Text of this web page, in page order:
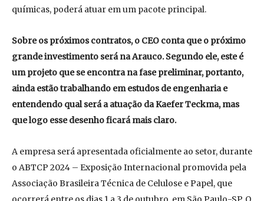
químicas, poderá atuar em um pacote principal.
Sobre os próximos contratos, o CEO conta que o próximo
grande investimento será na Arauco. Segundo ele, este é
um projeto que se encontra na fase preliminar, portanto,
ainda estão trabalhando em estudos de engenharia e
entendendo qual será a atuação da Kaefer Teckma, mas
que logo esse desenho ficará mais claro.
A empresa será apresentada oficialmente ao setor, durante
o ABTCP 2024 – Exposição Internacional promovida pela
Associação Brasileira Técnica de Celulose e Papel, que